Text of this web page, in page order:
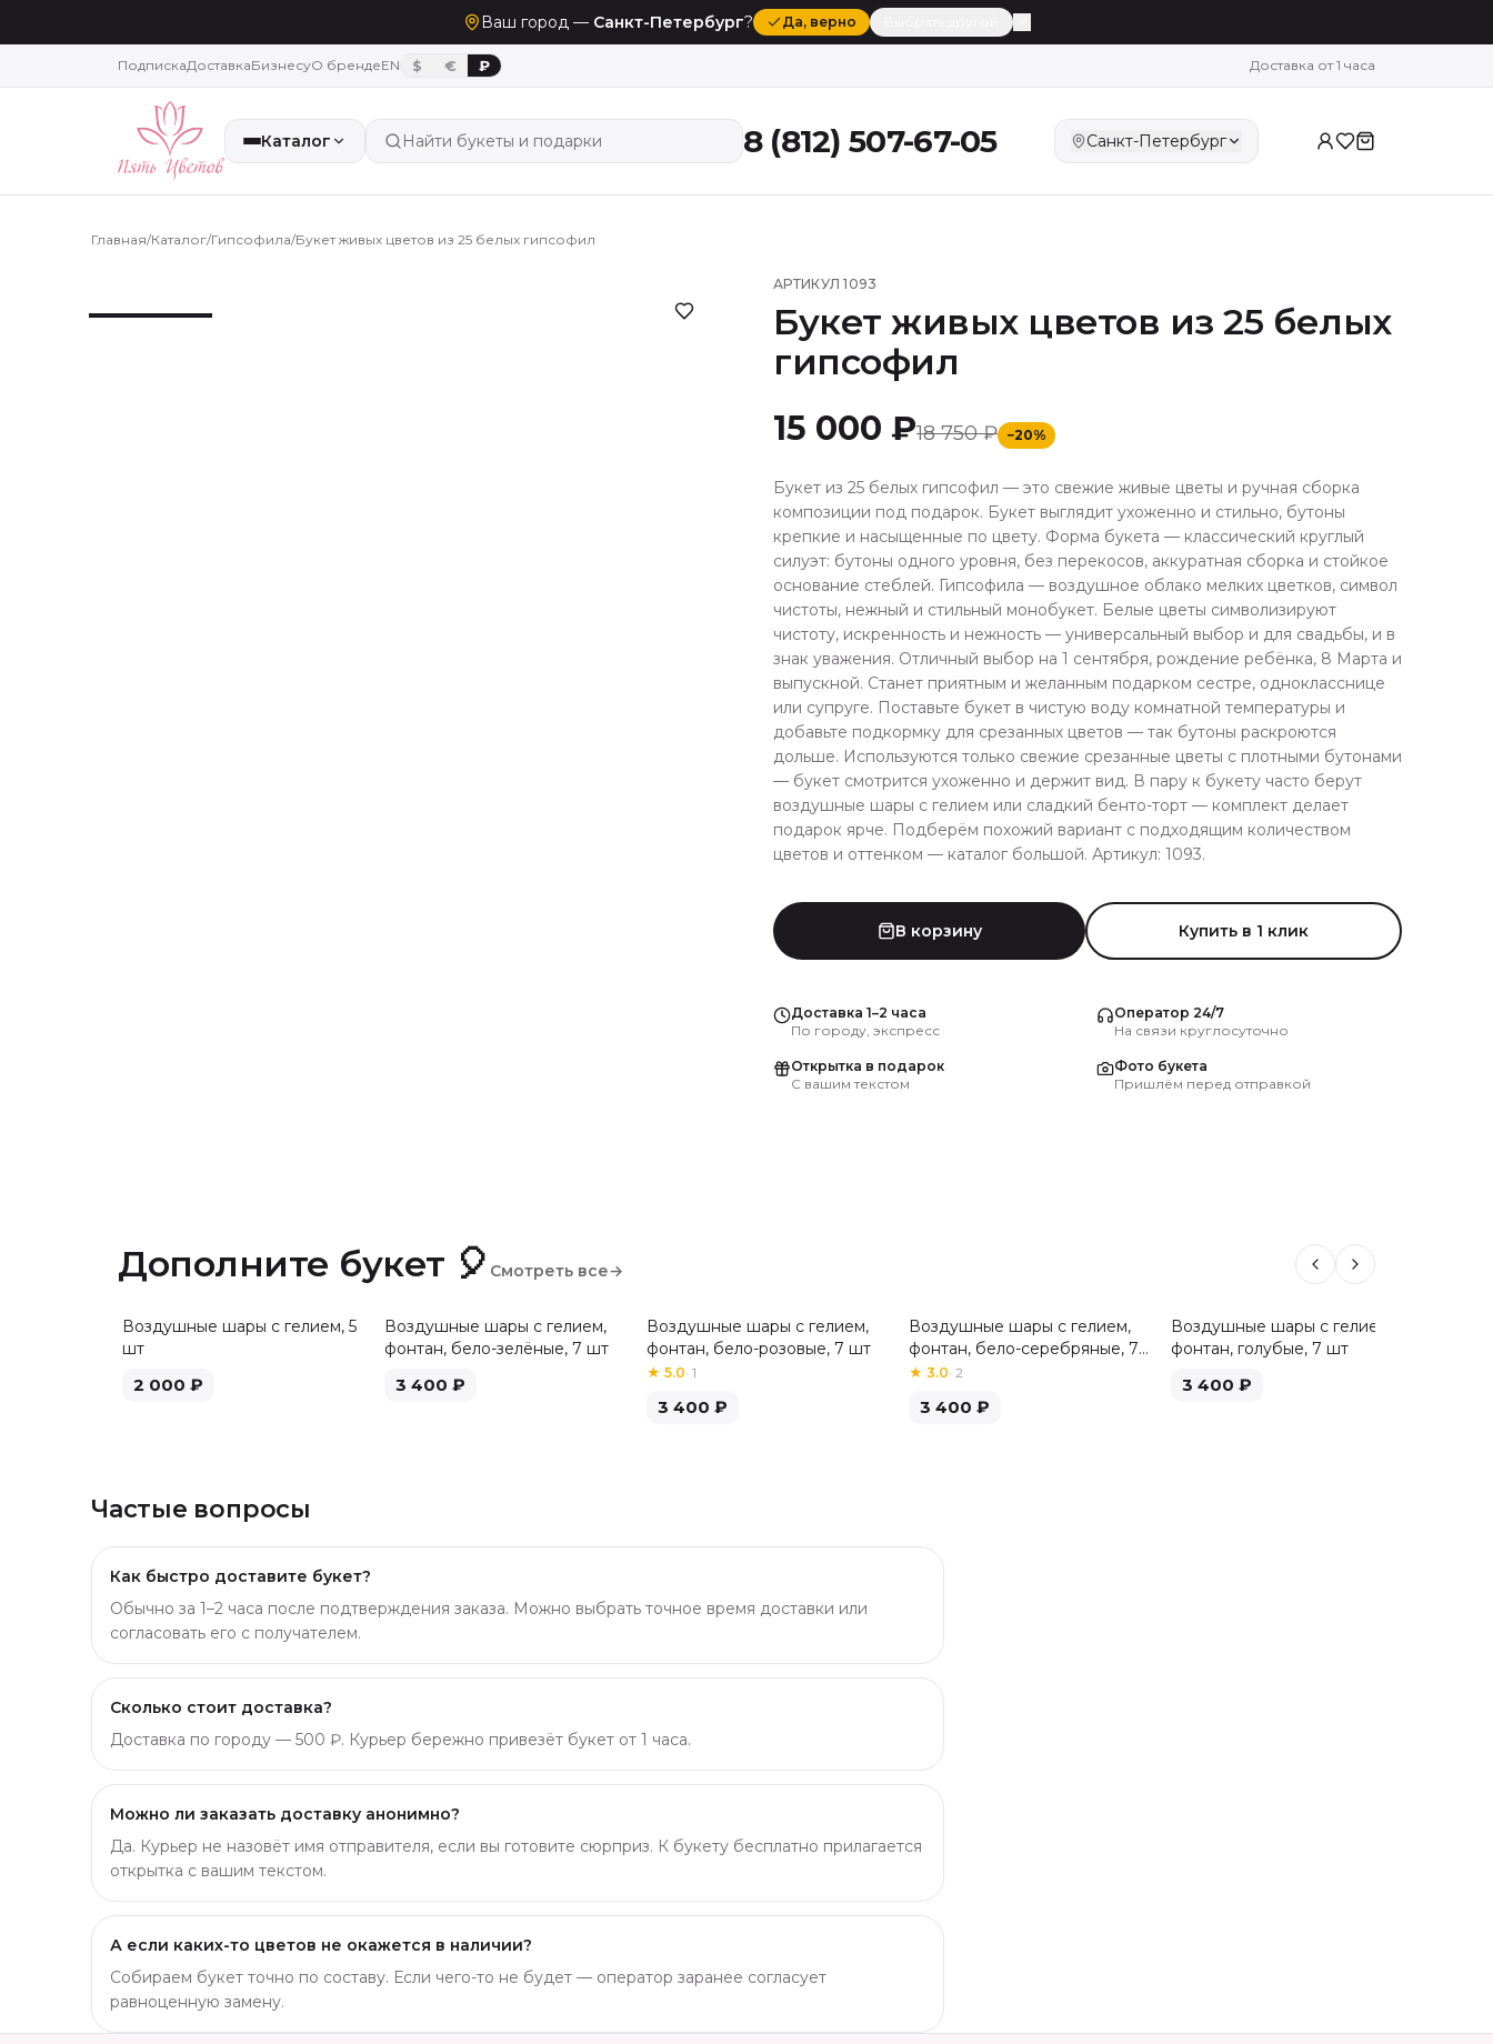
Ваш город — Санкт-Петербург? Да, верно
ПодпискаДоставкаБизнесуО брендеEN $ € ₽ Доставка от 1 часа
Каталог Найти букеты и подарки 8 (812) 507-67-05 Санкт-Петербург
Главная/Каталог/Гипсофила/Букет живых цветов из 25 белых гипсофил
АРТИКУЛ1093
Букет живых цветов из 25 белых
гипсофил
15 000 ₽18 750 ₽ −20%
Букет из 25 белых гипсофил — это свежие живые цветы и ручная сборка
композиции под подарок. Букет выглядит ухоженно и стильно, бутоны
крепкие и насыщенные по цвету. Форма букета — классический круглый
силуэт: бутоны одного уровня, без перекосов, аккуратная сборка и стойкое
основание стеблей. Гипсофила — воздушное облако мелких цветков, символ
чистоты, нежный и стильный монобукет. Белые цветы символизируют
чистоту, искренность и нежность — универсальный выбор и для свадьбы, и в
знак уважения. Отличный выбор на 1 сентября, рождение ребёнка, 8 Марта и
выпускной. Станет приятным и желанным подарком сестре, однокласснице
или супруге. Поставьте букет в чистую воду комнатной температуры и
добавьте подкормку для срезанных цветов — так бутоны раскроются
дольше. Используются только свежие срезанные цветы с плотными бутонами
— букет смотрится ухоженно и держит вид. В пару к букету часто берут
воздушные шары с гелием или сладкий бенто-торт — комплект делает
подарок ярче. Подберём похожий вариант с подходящим количеством
цветов и оттенком — каталог большой. Артикул: 1093.
В корзину Купить в 1 клик
Доставка 1–2 часа
По городу, экспресс
Оператор 24/7
На связи круглосуточно
Открытка в подарок
С вашим текстом
Фото букета
Пришлём перед отправкой
Дополните букет 🎈 Смотреть все→
Воздушные шары с гелием, 5
шт
2 000 ₽
Воздушные шары с гелием,
фонтан, бело-зелёные, 7 шт
3 400 ₽
Воздушные шары с гелием,
фонтан, бело-розовые, 7 шт
★ 5.0· 1
3 400 ₽
Воздушные шары с гелием,
фонтан, бело-серебряные, 7
шт
★ 3.0· 2
3 400 ₽
Воздушные шары с гелием,
фонтан, голубые, 7 шт
3 400 ₽
Частые вопросы
Как быстро доставите букет?
Обычно за 1–2 часа после подтверждения заказа. Можно выбрать точное время доставки или
согласовать его с получателем.
Сколько стоит доставка?
Доставка по городу — 500 ₽. Курьер бережно привезёт букет от 1 часа.
Можно ли заказать доставку анонимно?
Да. Курьер не назовёт имя отправителя, если вы готовите сюрприз. К букету бесплатно прилагается
открытка с вашим текстом.
А если каких-то цветов не окажется в наличии?
Собираем букет точно по составу. Если чего-то не будет — оператор заранее согласует
равноценную замену.